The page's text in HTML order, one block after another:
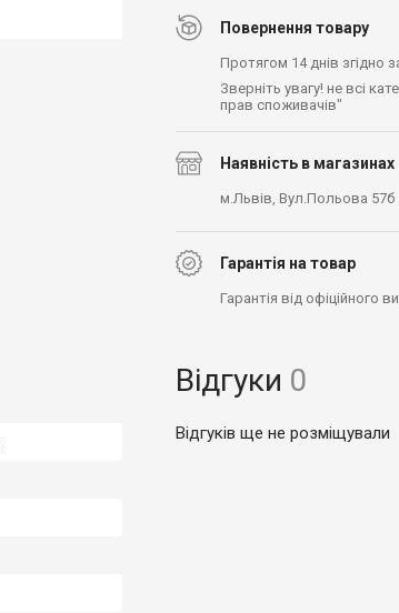
Повернення товару
Протягом 14 днів згідно
Зверніть увагу! не всі
прав споживачів"
Наявність в магазинах
м.Львів, Вул.Польова 57б
Гарантія на товар
Гарантія від офіційного
Відгуки 0
Відгуків ще не розміщували